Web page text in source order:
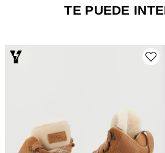
TE PUEDE